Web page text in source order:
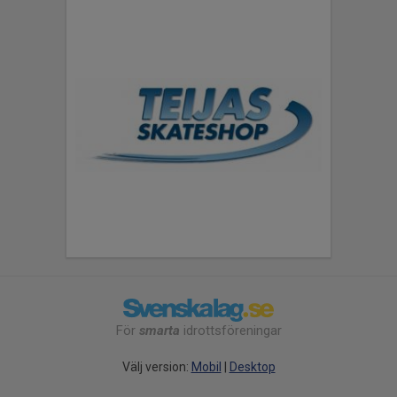
För smarta idrottsföreningar
Välj version: Mobil Desktop